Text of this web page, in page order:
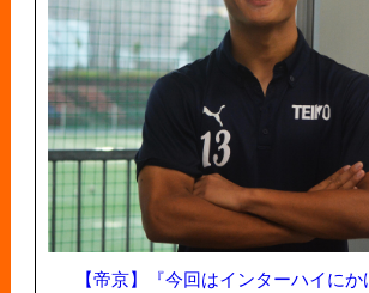
【帝京】『今回はインターハイに